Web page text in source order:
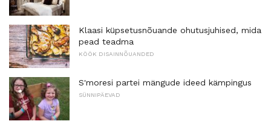
Klaasi küpsetusnõuande ohutusjuhised, mida
pead teadma
KÖÖK DISAINNÕUANDED
S'moresi partei mängude ideed kämpingus
SÜNNIPÄEVAD